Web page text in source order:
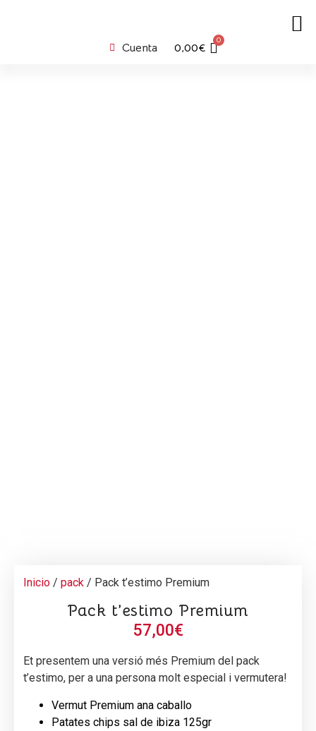
Cuenta 0,00€
0
Inicio / pack / Pack t’estimo Premium
Pack t’estimo Premium
57,00€
Et presentem una versió més Premium del pack
t’estimo, per a una persona molt especial i vermutera!
Vermut Premium ana caballo
Patates chips sal de ibiza 125gr